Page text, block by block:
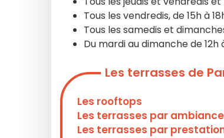
Tous les vendredis, de 15h à
Tous les samedis et
Du mardi au dimanche de 12h
Les terrasses de
Les rooftops
Les terrasses par ambiance
Les terrasses par